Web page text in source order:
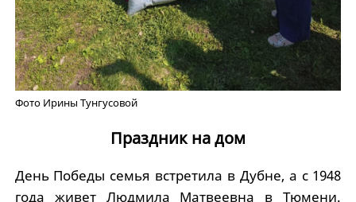
Фото Ирины Тунгусовой
Праздник на дом
День Победы семья встретила в Дубне, а с 1948
года живет Людмила Матвеевна в Тюмени.